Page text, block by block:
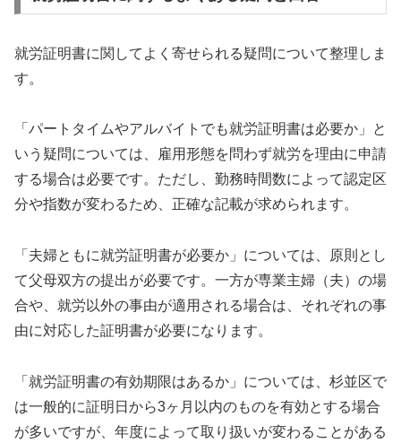
就労証明書に関してよく寄せられる疑問について整理しま
す。
「パートタイムやアルバイトでも就労証明書は必要か」と
いう疑問については、雇用形態を問わず就労を理由に申請
する場合は必要です。ただし、勤務時間数によって認定区
分や指数が変わるため、正確な記載が求められます。
「夫婦ともに就労証明書が必要か」については、原則とし
て父母双方の提出が必要です。一方が専業主婦（夫）の場
合や、就労以外の事由が適用される場合は、それぞれの事
由に対応した証明書が必要になります。
「就労証明書の有効期限はあるか」については、杉並区で
は一般的に証明日から3ヶ月以内のものを有効とする場合
が多いですが、年度によって取り扱いが変わることがある